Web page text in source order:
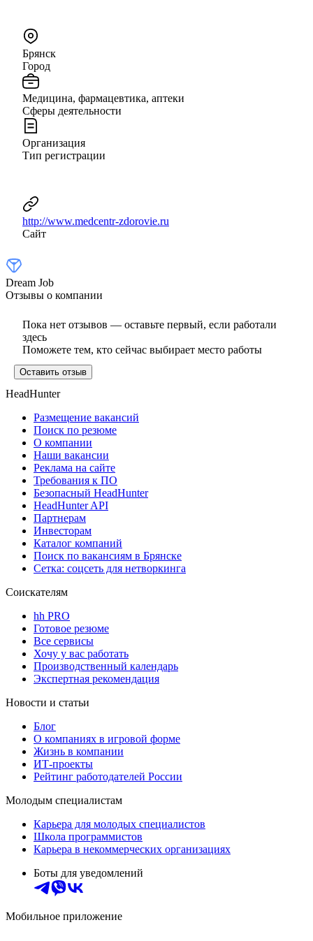
Брянск
Город
Медицина, фармацевтика, аптеки
Сферы деятельности
Организация
Тип регистрации
http://www.medcentr-zdorovie.ru
Сайт
Dream Job
Отзывы о компании
Пока нет отзывов — оставьте первый, если работали
здесь
Поможете тем, кто сейчас выбирает место работы
Оставить отзыв
HeadHunter
Размещение вакансий
Поиск по резюме
О компании
Наши вакансии
Реклама на сайте
Требования к ПО
Безопасный HeadHunter
HeadHunter API
Партнерам
Инвесторам
Каталог компаний
Поиск по вакансиям в Брянске
Сетка: соцсеть для нетворкинга
Соискателям
hh PRO
Готовое резюме
Все сервисы
Хочу у вас работать
Производственный календарь
Экспертная рекомендация
Новости и статьи
Блог
О компаниях в игровой форме
Жизнь в компании
ИТ-проекты
Рейтинг работодателей России
Молодым специалистам
Карьера для молодых специалистов
Школа программистов
Карьера в некоммерческих организациях
Боты для уведомлений
Мобильное приложение